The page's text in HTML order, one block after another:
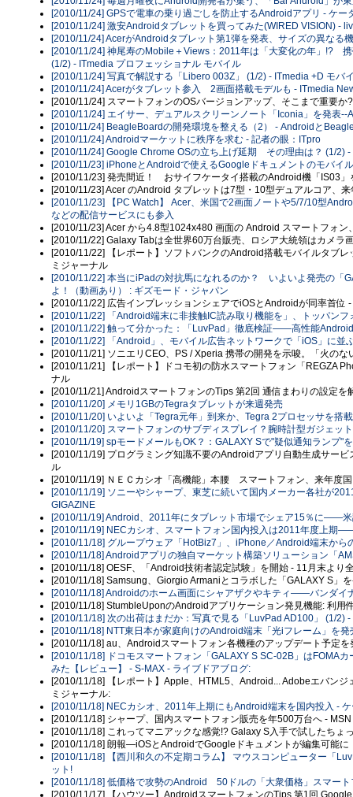
[2010/11/24] GPSで電車の乗り過ごしを防止するAndroidアプリ - ケー
[2010/11/24] 激安Androidタブレットを買ってみた(WIRED VISION) -
[2010/11/24] AcerがAndroidタブレット第1弾を発表、サイズの異なる
[2010/11/24] 神尾寿のMobile＋Views：2011年は「大変化の年」!?
(1/2) - ITmedia プロフェッショナル モバイル
[2010/11/24] 写真で解説する「Libero 003Z」 (1/2) - ITmedia +D モバ
[2010/11/24] Acerがタブレット参入 2画面搭載モデルも - ITmedia
[2010/11/24] スマートフォンのOSバージョンアップ、そこまで重要か
[2010/11/24] エイサー、デュアルスクリーンノート「Iconia」を発表
[2010/11/24] BeagleBoardの開発環境を整える（2） - Androidと
[2010/11/24] Androidマーケットに秩序を求む - 記者の眼：ITpro
[2010/11/24] Google Chrome OSの立ち上げ延期 その理由は？ (1/2) -
[2010/11/23] iPhoneとAndroidで使えるGoogleドキュメントのモバイ
[2010/11/23] 発売間近！ おサイフケータイ搭載のAndroid機「IS03」
[2010/11/23] Acer のAndroid タブレットは7型・10型デュアルコア、
[2010/11/23] 【PC Watch】 Acer、米国で2画面ノートや5/7/10型
などの配信サービスにも参入
[2010/11/23] Acer から4.8型1024x480 画面の Android スマートフォン
[2010/11/22] Galaxy Tabは全世界60万台販売、ロシア大統領はカメラ
[2010/11/22] 【レポート】ソフトバンクのAndroid搭載モバイルタブ
ミジャーナル
[2010/11/22] 本当にiPadの対抗馬になれるのか？ いよいよ発売の「
よ！（動画あり） : ギズモード・ジャパン
[2010/11/22] 広告インプレッションシェアでiOSとAndroidが同率首位
[2010/11/22] 「Android端末に非接触IC読み取り機能を」、トッパン
[2010/11/22] 触って分かった：「LuvPad」徹底検証――高性能
[2010/11/22] 「Android」、モバイル広告ネットワークで「iOS」に並
[2010/11/21] ソニエリCEO、PS / Xperia 携帯の開発を示唆。「火のな
[2010/11/21] 【レポート】ドコモ初の防水スマートフォン「REGZA
ナル
[2010/11/21] AndroidスマートフォンのTips 第2回 通信まわりの設定を
[2010/11/20] メモリ1GBのTegraタブレットが来週発売
[2010/11/20] いよいよ「Tegra元年」到来か、Tegra 2プロセッサを搭
[2010/11/20] スマートフォンのサブディスプレイ？腕時計型ガジェッ
[2010/11/19] spモードメールもOK？：GALAXY Sで"疑似通知ランプ"
[2010/11/19] プログラミング知識不要のAndroidアプリ自動生成サー
ル
[2010/11/19] ＮＥＣカシオ「高機能」本腰 スマートフォン、来年度
[2010/11/19] ソニーやシャープ、東芝に続いて国内メーカー各社が
GIGAZINE
[2010/11/19] Android、2011年にタブレット市場でシェア15％に――
[2010/11/19] NECカシオ、スマートフォン国内投入は2011年度上期
[2010/11/18] グループウェア「HotBiz7」、iPhone／Android端末か
[2010/11/18] Androidアプリの独自マーケット構築ソリューション「
[2010/11/18] OESF、「Android技術者認定試験」を開始 - 11月末より
[2010/11/18] Samsung、Giorgio Armaniとコラボした「GALAXY S」
[2010/11/18] Androidのホーム画面にシャアザクやキティ――バンダイ
[2010/11/18] StumbleUponのAndroidアプリケーション発見機能: 利用
[2010/11/18] 次の出荷はまだか：写真で見る「LuvPad AD100」 (1/2)
[2010/11/18] NTT東日本が家庭向けのAndroid端末「光iフレーム」を
[2010/11/18] au、Androidスマートフォン各機種のアップデート予定を
[2010/11/18] ドコモスマートフォン「GALAXY S SC-02B」はFOMA
みた【レビュー】 - S-MAX - ライブドアブログ:
[2010/11/18] 【レポート】Apple、HTML5、Android... Adobeエバン
ミジャーナル:
[2010/11/18] NECカシオ、2011年上期にもAndroid端末を国内投入 -
[2010/11/18] シャープ、国内スマートフォン販売を年500万台へ -
[2010/11/18] これってマニアックな感覚!? Galaxy S入手で試したちょ
[2010/11/18] 朗報―iOSとAndroidでGoogleドキュメントが編集可能に
[2010/11/18] 【西川和久の不定期コラム】 マウスコンピューター「
ット!
[2010/11/18] 低価格で攻勢のAndroid 50ドルの「大衆価格」スマー
[2010/11/17] 【ハウツー】AndroidスマートフォンのTips 第1回